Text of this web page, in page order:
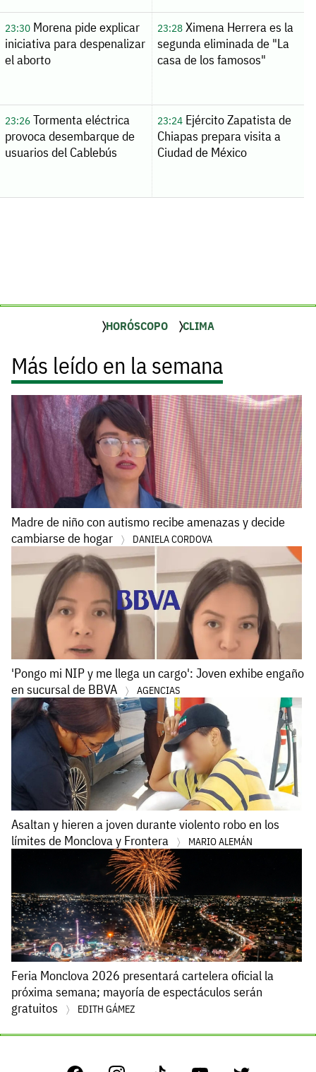
23:30Morena pide explicar
iniciativa para despenalizar
el aborto
23:28Ximena Herrera es la
segunda eliminada de "La
casa de los famosos"
23:26Tormenta eléctrica
provoca desembarque de
usuarios del Cablebús
23:24Ejército Zapatista de
Chiapas prepara visita a
Ciudad de México
HORÓSCOPO CLIMA
Más leído en la semana
Madre de niño con autismo recibe amenazas y decide
cambiarse de hogar
DANIELA CORDOVA
'Pongo mi NIP y me llega un cargo': Joven exhibe engaño
en sucursal de BBVA
AGENCIAS
Asaltan y hieren a joven durante violento robo en los
límites de Monclova y Frontera
MARIO ALEMÁN
Feria Monclova 2026 presentará cartelera oficial la
próxima semana; mayoría de espectáculos serán
gratuitos
EDITH GÁMEZ